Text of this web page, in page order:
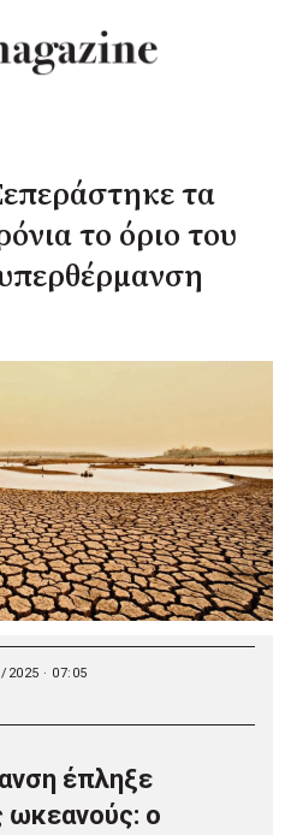
τα
το όριο του
2025 · 07:05
έπληξε
ωκεανούς: ο